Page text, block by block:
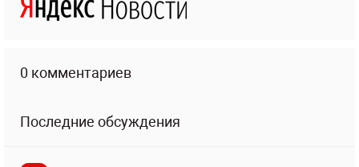
0 комментариев
Последние обсуждения